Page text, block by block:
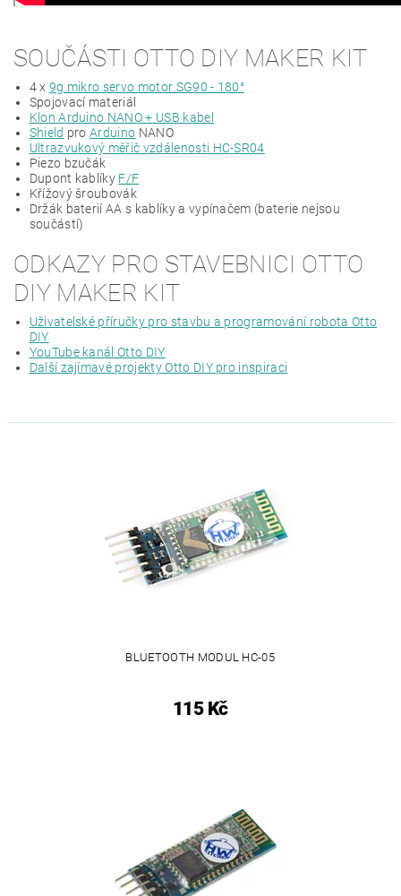
SOUČÁSTI OTTO DIY MAKER KIT
4 x 9g mikro servo motor SG90 - 180°
Spojovací materiál
Klon Arduino NANO + USB kabel
Shield proArduino NANO
Ultrazvukový měřič vzdálenosti HC-SR04
Piezo bzučák
Dupont kablíky F/F
Křížový šroubovák
Držák baterií AA s kablíky a vypínačem (baterie nejsou
součástí)
ODKAZY PRO STAVEBNICI OTTO
DIY MAKER KIT
Uživatelské příručky pro stavbu a programování robota Otto
DIY
YouTube kanál Otto DIY
Další zajímavé projekty Otto DIY pro inspiraci
BLUETOOTH MODUL HC-05
115 Kč